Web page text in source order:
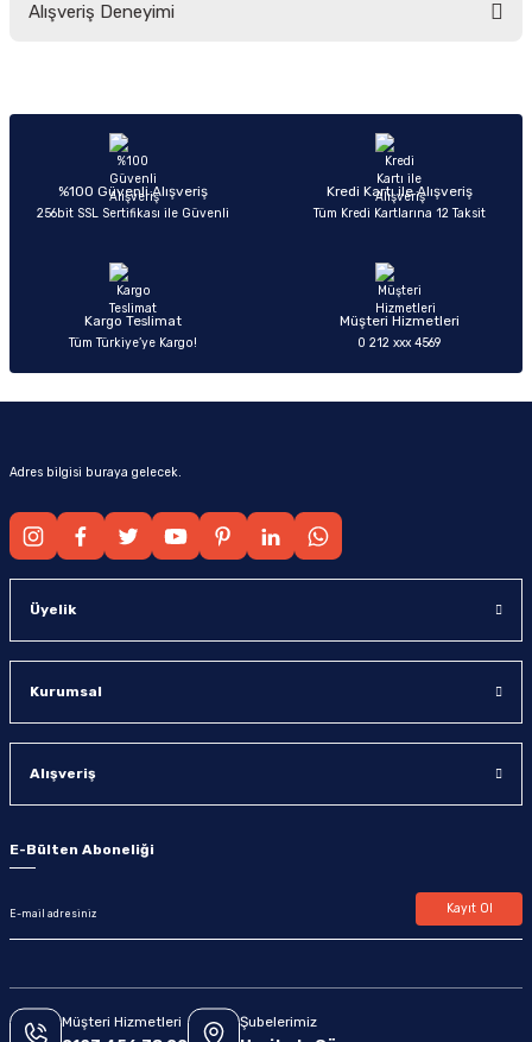
yetersiz gördüğünüz noktaları öneri formunu kullanarak tarafımıza
Ürün açıklamasında eksik bilgiler bulunuyor.
Ürün bilgilerinde hatalar bulunuyor.
Ürün fiyatı diğer sitelerden daha pahalı.
Alışveriş Deneyimi
Sitemize ilk yorumu siz yapın!
%100 Güvenli Alışveriş
256bit SSL Sertifikası ile Güvenli
Kredi Kartı ile Alışveriş
Tüm Kredi Kartlarına 12 Taksit
Kargo Teslimat
Tüm Türkiye’ye Kargo!
Müşteri Hizmetleri
0 212 xxx 4569
Adres bilgisi buraya gelecek.
Üyelik
Kurumsal
Alışveriş
E-Bülten Aboneliği
Kayıt Ol
Müşteri Hizmetleri Şubelerimiz